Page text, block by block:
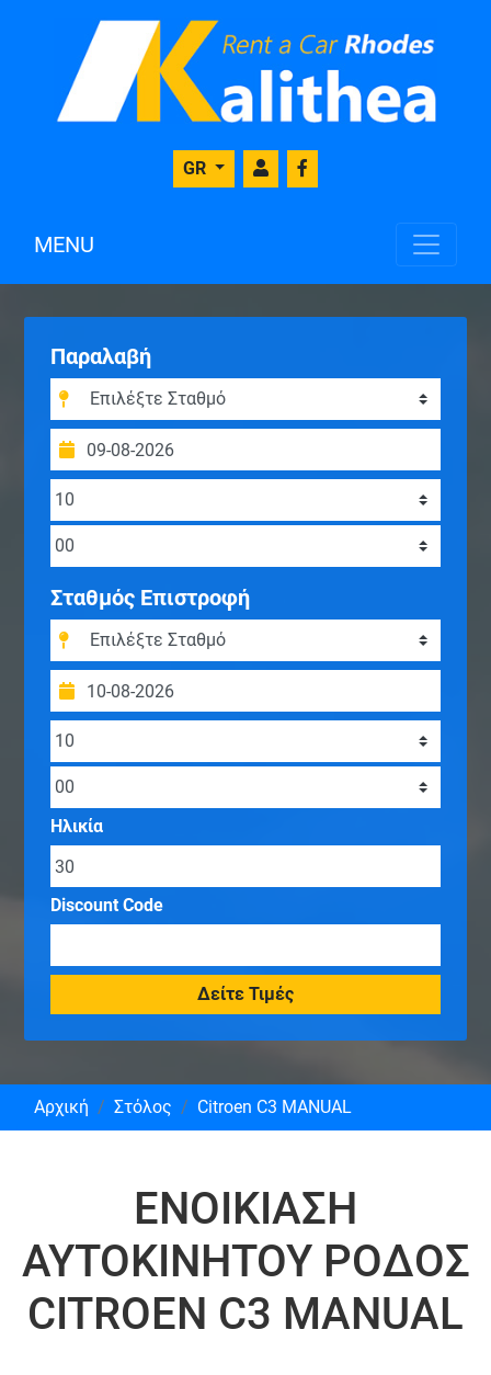
GR
MENU
Παραλαβή
Σταθμός Επιστροφή
Ηλικία
Discount Code
Δείτε Τιμές
Αρχική Στόλος Citroen C3 MANUAL
ΕΝΟΙΚΊΑΣΗ
ΑΥΤΟΚΊΝΗΤΟΥ ΡΌΔΟΣ
CITROEN C3 MANUAL